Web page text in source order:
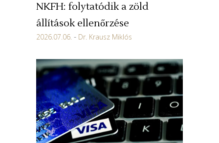
NKFH: folytatódik a zöld
állítások ellenőrzése
2026.07.06. Dr. Krausz Miklós